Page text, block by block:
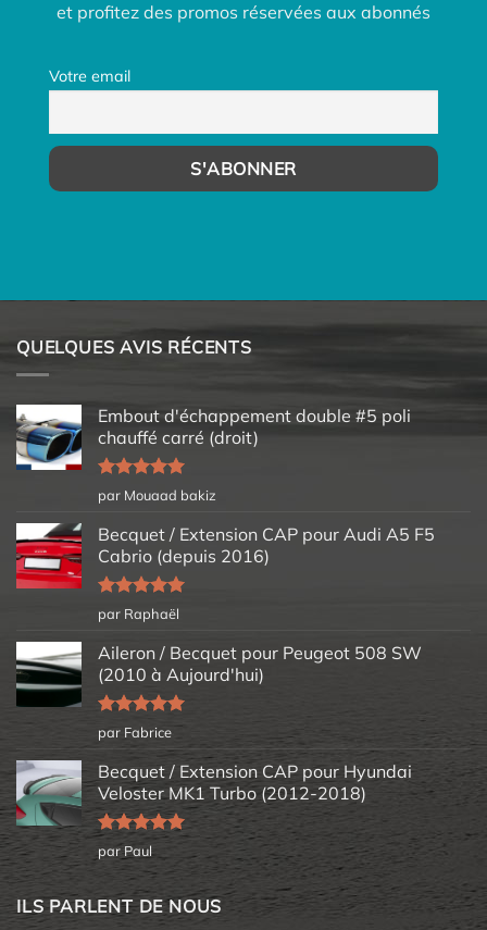
et profitez des promos réservées aux abonnés
Votre email
QUELQUES AVIS RÉCENTS
Embout d'échappement double #5 poli
chauffé carré (droit)
Note5sur
5
par Mouaad bakiz
Becquet / Extension CAP pour Audi A5 F5
Cabrio (depuis 2016)
Note5sur
5
par Raphaël
Aileron / Becquet pour Peugeot 508 SW
(2010 à Aujourd'hui)
Note5sur
5
par Fabrice
Becquet / Extension CAP pour Hyundai
Veloster MK1 Turbo (2012-2018)
Note5sur
5
par Paul
ILS PARLENT DE NOUS